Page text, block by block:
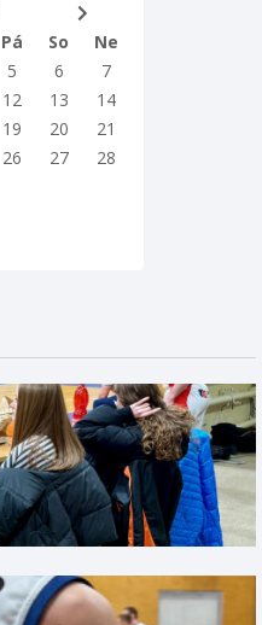
Pá So
Ne
5 6
7
12 13
14
19 20
21
26 27
28